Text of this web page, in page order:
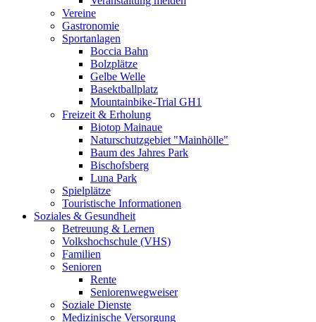
Vereine
Gastronomie
Sportanlagen
Boccia Bahn
Bolzplätze
Gelbe Welle
Basektballplatz
Mountainbike-Trial GH1
Freizeit & Erholung
Biotop Mainaue
Naturschutzgebiet "Mainhölle"
Baum des Jahres Park
Bischofsberg
Luna Park
Spielplätze
Touristische Informationen
Soziales & Gesundheit
Betreuung & Lernen
Volkshochschule (VHS)
Familien
Senioren
Rente
Seniorenwegweiser
Soziale Dienste
Medizinische Versorgung